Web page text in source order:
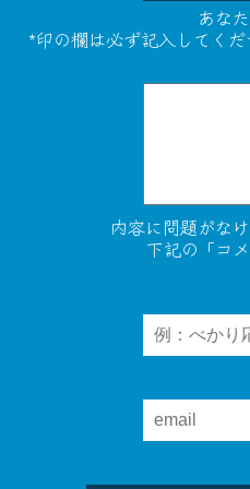
あな
*印の欄は必ず記入してく
内容に問題がな
下記の「コ